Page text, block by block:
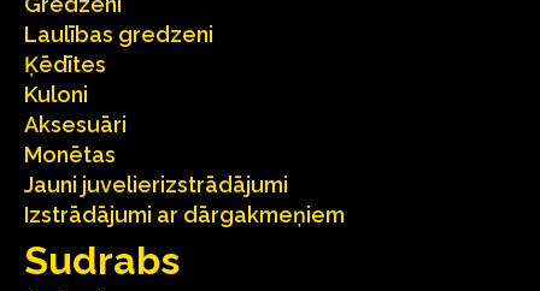
Laulības gredzeni
Ķēdītes
Kuloni
Aksesuāri
Monētas
Jauni juvelierizstrādājumi
Izstrādājumi ar dārgakmeņiem
Sudrabs